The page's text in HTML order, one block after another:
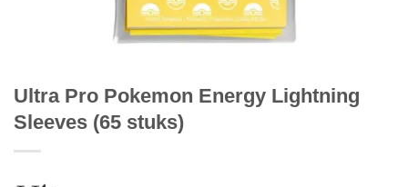
Ultra Pro Pokemon Energy Lightning
Sleeves (65 stuks)